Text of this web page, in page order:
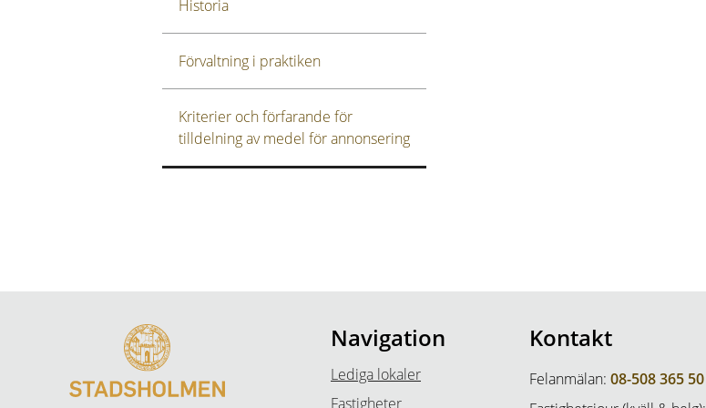
Historia
Förvaltning i praktiken
Kriterier och förfarande för
tilldelning av medel för annonsering
Navigation
Lediga lokaler
Fastigheter
Kontakt
Felanmälan: 08-508 365 50